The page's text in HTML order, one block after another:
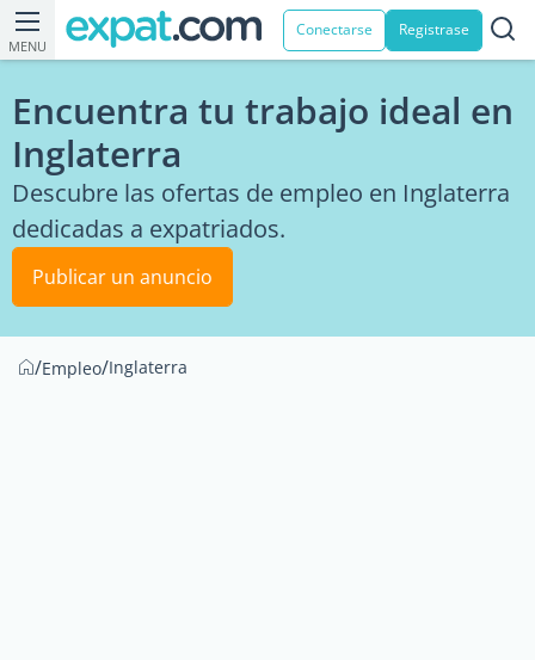
MENU
Conectarse Registrase
Encuentra tu trabajo ideal en
Inglaterra
Descubre las ofertas de empleo en Inglaterra
dedicadas a expatriados.
Publicar un anuncio
/Empleo/Inglaterra